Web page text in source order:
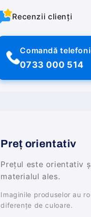
Recenzii clienți
Comandă
0733 000 514
Preț orientativ
Prețul este orientativ
materialul ales.
Imaginile produselor au
diferențe de culoare.